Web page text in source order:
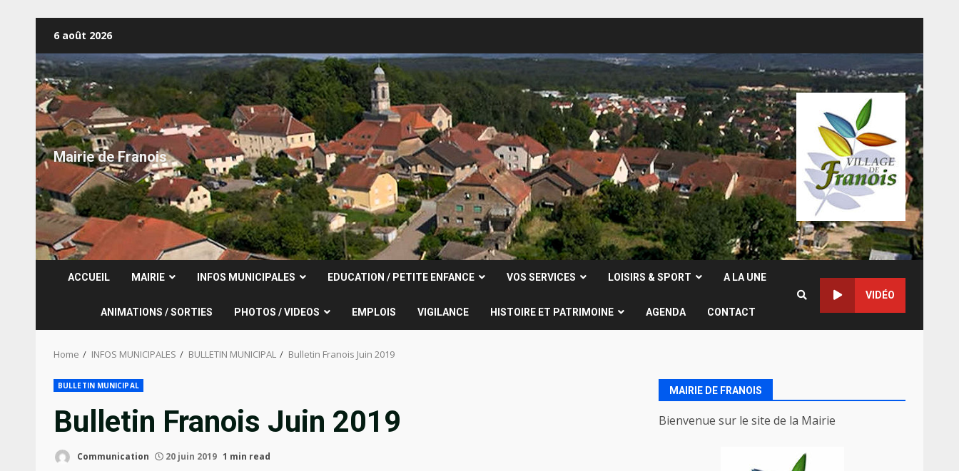
content
6 août 2026
Mairie de Franois
ACCUEIL MAIRIE INFOS MUNICIPALES EDUCATION / PETITE ENFANCE VOS SERVICES LOISIRS & SPORT A LA UNE
ANIMATIONS / SORTIES PHOTOS / VIDEOS EMPLOIS VIGILANCE HISTOIRE ET PATRIMOINE AGENDA CONTACT
VIDÉO
Home INFOS MUNICIPALES BULLETIN MUNICIPAL Bulletin Franois Juin 2019
BULLETIN MUNICIPAL
Bulletin Franois Juin 2019
Communication 20 juin 2019 1 min read
MAIRIE DE FRANOIS
Bienvenue sur le site de la Mairie